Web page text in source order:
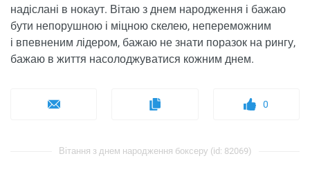
надіслані в нокаут. Вітаю з днем народження і бажаю
бути непорушною і міцною скелею, непереможним
і впевненим лідером, бажаю не знати поразок на рингу,
бажаю в життя насолоджуватися кожним днем.
0
Вітання з днем ​​народження боксеру (id: 82069)